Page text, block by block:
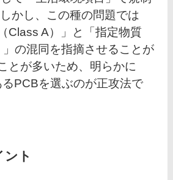
かし、この種の問題では
Class A）」と「指定物質
」の混同を指摘させることが
とが多いため、明らかに
PCBを選ぶのが正攻法で
ント